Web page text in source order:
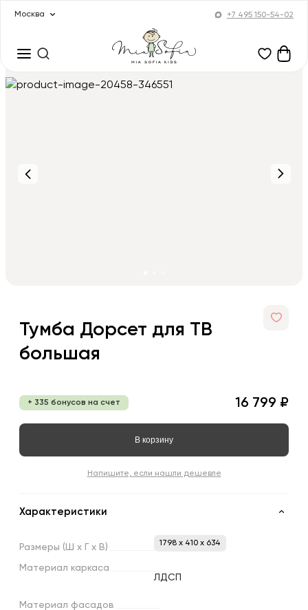
Москва +7 495 150-54-02
Тумба Дорсет для ТВ
большая
+ 335 бонусов на счет 16 799 ₽
В корзину
Напишите, если нашли дешевле
Характеристики
Размеры (Ш х х В) 1798 x 410 x 634
Материал каркаса
ЛДСП
Материал фасадов